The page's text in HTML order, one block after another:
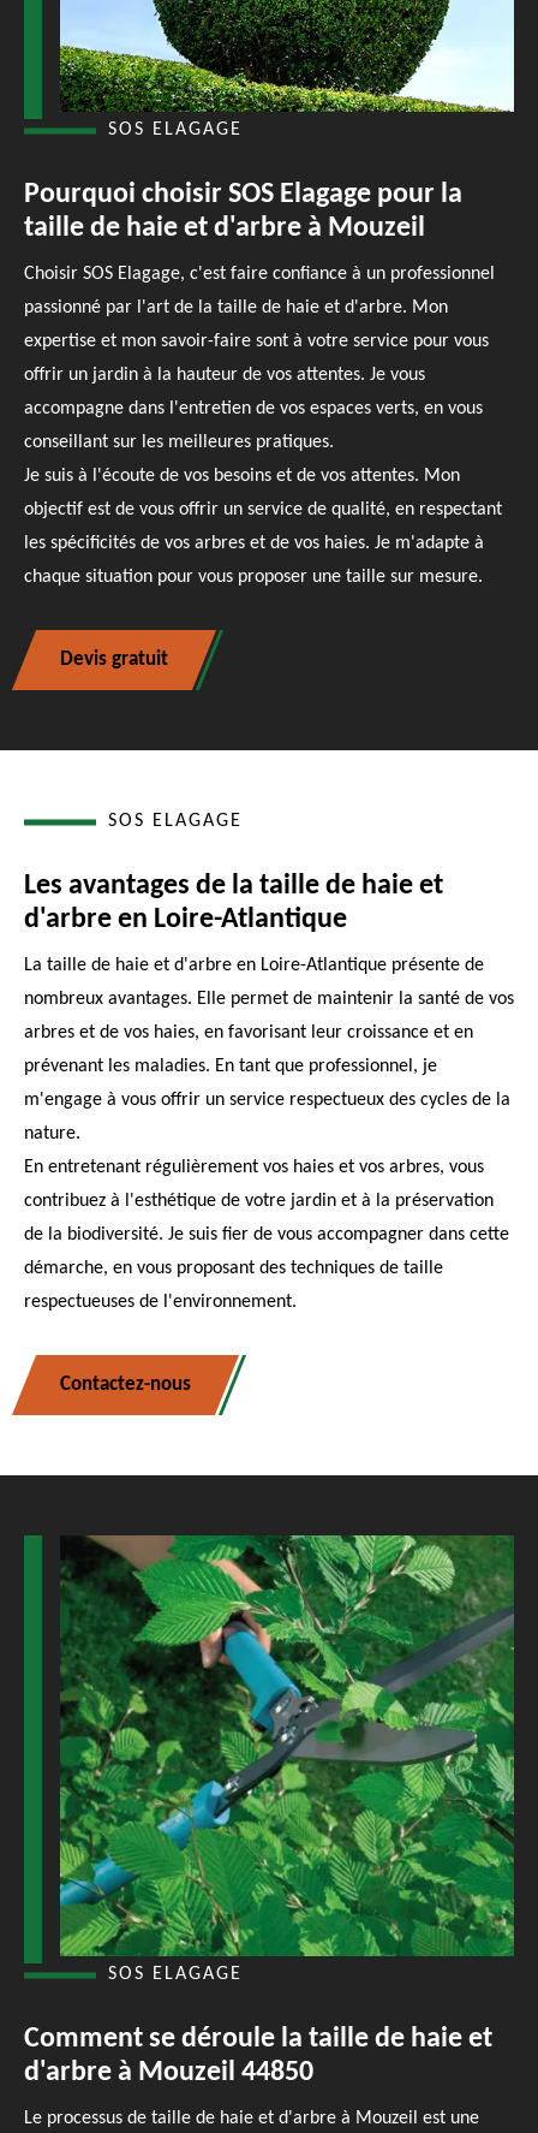
SOS ELAGAGE
Pourquoi choisir SOS Elagage pour la
taille de haie et d'arbre à Mouzeil
Choisir SOS Elagage, c'est faire confiance à un professionnel
passionné par l'art de la taille de haie et d'arbre. Mon
expertise et mon savoir-faire sont à votre service pour vous
offrir un jardin à la hauteur de vos attentes. Je vous
accompagne dans l'entretien de vos espaces verts, en vous
conseillant sur les meilleures pratiques.
Je suis à l'écoute de vos besoins et de vos attentes. Mon
objectif est de vous offrir un service de qualité, en respectant
les spécificités de vos arbres et de vos haies. Je m'adapte à
chaque situation pour vous proposer une taille sur mesure.
Devis gratuit
SOS ELAGAGE
Les avantages de la taille de haie et
d'arbre en Loire-Atlantique
La taille de haie et d'arbre en Loire-Atlantique présente de
nombreux avantages. Elle permet de maintenir la santé de vos
arbres et de vos haies, en favorisant leur croissance et en
prévenant les maladies. En tant que professionnel, je
m'engage à vous offrir un service respectueux des cycles de la
nature.
En entretenant régulièrement vos haies et vos arbres, vous
contribuez à l'esthétique de votre jardin et à la préservation
de la biodiversité. Je suis fier de vous accompagner dans cette
démarche, en vous proposant des techniques de taille
respectueuses de l'environnement.
Contactez-nous
SOS ELAGAGE
Comment se déroule la taille de haie et
d'arbre à Mouzeil 44850
Le processus de taille de haie et d'arbre à Mouzeil est une